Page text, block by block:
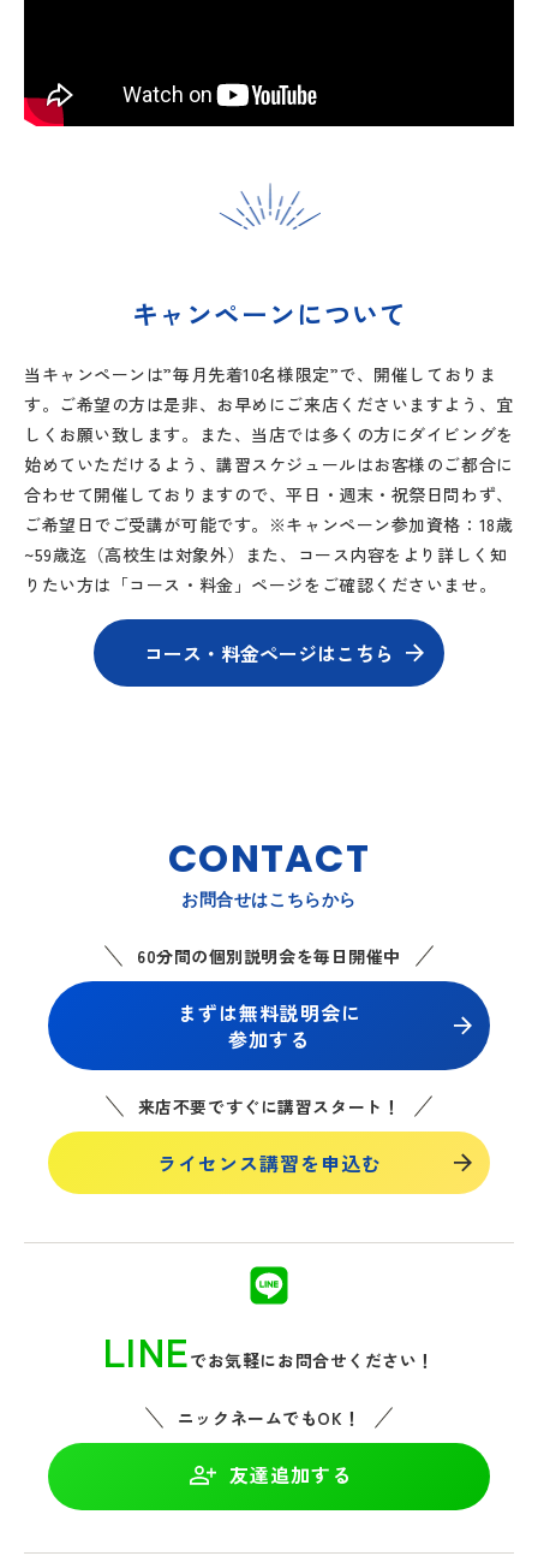
キャンペーンについて
当キャンペーンは”毎月先着10名様限定”で、開催しておりま
す。ご希望の方は是非、お早めにご来店くださいますよう、宜
しくお願い致します。また、当店では多くの方にダイビングを
始めていただけるよう、講習スケジュールはお客様のご都合に
合わせて開催しておりますので、平日・週末・祝祭日問わず、
ご希望日でご受講が可能です。※キャンペーン参加資格：18歳
~59歳迄（高校生は対象外）また、コース内容をより詳しく知
りたい方は「コース・料金」ページをご確認くださいませ。
コース・料金ページはこちら
CONTACT
お問合せはこちらから
60分間の個別説明会を毎日開催中
まずは無料説明会に
参加する
来店不要ですぐに講習スタート！
ライセンス講習を申込む
LINEでお気軽にお問合せください！
ニックネームでもOK！
友達追加する